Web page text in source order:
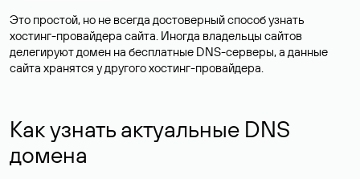
Это простой, но не всегда достоверный способ узнать
хостинг-провайдера сайта. Иногда владельцы сайтов
делегируют домен на бесплатные DNS-серверы, а данные
сайта хранятся у другого хостинг-провайдера.
Как узнать актуальные DNS
домена